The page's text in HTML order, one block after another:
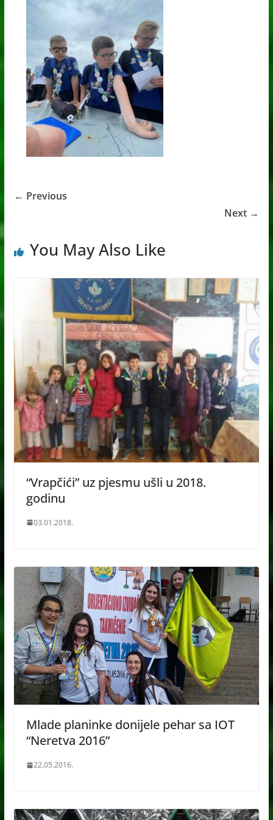
← Previous
Next →
You May Also Like
“Vrapčići” uz pjesmu ušli u 2018.
godinu
03.01.2018.
Mlade planinke donijele pehar sa IOT
“Neretva 2016”
22.05.2016.